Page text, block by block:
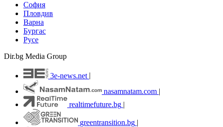
София
Пловдив
Варна
Бургас
Русе
Dir.bg Media Group
3e-news.net
nasamnatam.com |
realtimefuture.bg |
greentransition.bg |